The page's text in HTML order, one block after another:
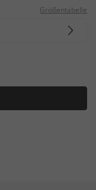
Größentabelle